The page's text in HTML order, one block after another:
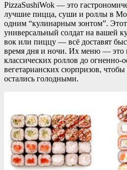
PizzaSushiWok — это
лучшие пицца, суши и роллы в
одним “кулинарным зонтом”.
универсальный солдат на вашей
вок или пиццу — всё доставят
время дня и ночи. Их меню — это
классических роллов до огненно-
вегетарианских сюрпризов, чтобы
остались голодными.